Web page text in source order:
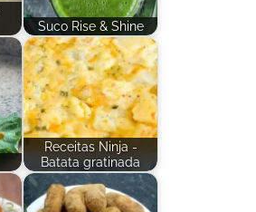
Suco Rise & Shine
Receitas Ninja -
Batata gratinada